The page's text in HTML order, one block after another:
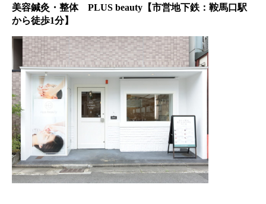
美容鍼灸・整体 PLUS beauty【市営地下鉄：鞍馬口駅
から徒歩1分】